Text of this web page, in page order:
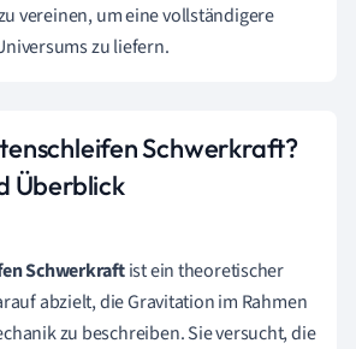
vereinen, um eine vollständigere
zu liefern.
Schwerkraft?
Überblick
Schwerkraftist ein theoretischer
abzielt, die Gravitation im Rahmen
zu beschreiben. Sie versucht, die